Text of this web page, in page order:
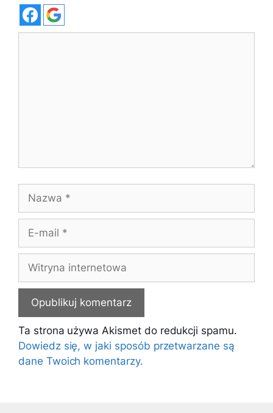
mail
internetowa
Ta strona używa Akismet do redukcji spamu.
Dowiedz się, w jaki sposób przetwarzane są
dane Twoich komentarzy.